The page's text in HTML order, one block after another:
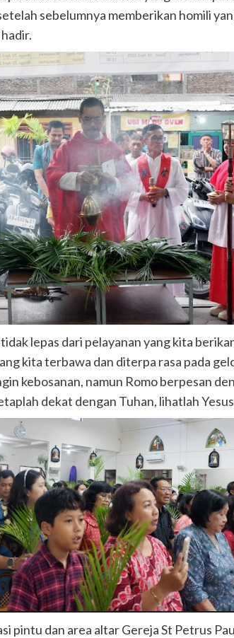
sebelumnya memberikan homili
lepas dari pelayanan yang kita
kita terbawa dan diterpa rasa pada
kebosanan, namun Romo berpesan
dekat dengan Tuhan, lihatlah
pintu dan area altar Gereja St Petrus